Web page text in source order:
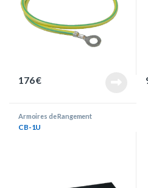
176€
Armoires de Rangement
CB-1U